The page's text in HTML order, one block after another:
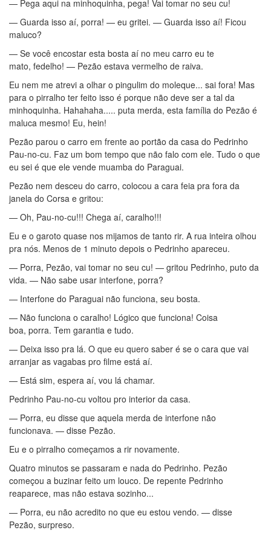
— Pega aqui na minhoquinha, pega! Vai tomar no seu cu!
— Guarda isso aí, porra! — eu gritei. — Guarda isso aí! Ficou
maluco?
— Se você encostar esta bosta aí no meu carro eu te
mato, fedelho! — Pezão estava vermelho de raiva.
Eu nem me atrevi a olhar o pingulim do moleque... sai fora! Mas
para o pirralho ter feito isso é porque não deve ser a tal da
minhoquinha. Hahahaha..... puta merda, esta família do Pezão é
maluca mesmo! Eu, hein!
Pezão parou o carro em frente ao portão da casa do Pedrinho
Pau-no-cu. Faz um bom tempo que não falo com ele. Tudo o que
eu sei é que ele vende muamba do Paraguai.
Pezão nem desceu do carro, colocou a cara feia pra fora da
janela do Corsa e gritou:
— Oh, Pau-no-cu!!! Chega aí, caralho!!!
Eu e o garoto quase nos mijamos de tanto rir. A rua inteira olhou
pra nós. Menos de 1 minuto depois o Pedrinho apareceu.
— Porra, Pezão, vai tomar no seu cu! — gritou Pedrinho, puto da
vida. — Não sabe usar interfone, porra?
— Interfone do Paraguai não funciona, seu bosta.
— Não funciona o caralho! Lógico que funciona! Coisa
boa, porra. Tem garantia e tudo.
— Deixa isso pra lá. O que eu quero saber é se o cara que vai
arranjar as vagabas pro filme está aí.
— Está sim, espera aí, vou lá chamar.
Pedrinho Pau-no-cu voltou pro interior da casa.
— Porra, eu disse que aquela merda de interfone não
funcionava. — disse Pezão.
Eu e o pirralho começamos a rir novamente.
Quatro minutos se passaram e nada do Pedrinho. Pezão
começou a buzinar feito um louco. De repente Pedrinho
reaparece, mas não estava sozinho...
— Porra, eu não acredito no que eu estou vendo. — disse
Pezão, surpreso.